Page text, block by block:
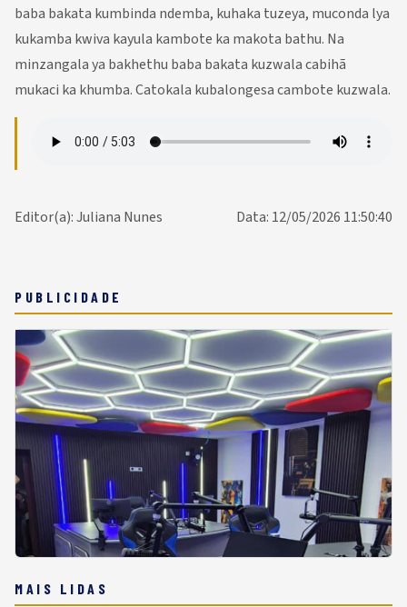
baba bakata kumbinda ndemba, kuhaka tuzeya, muconda lya
kukamba kwiva kayula kambote ka makota bathu. Na
minzangala ya bakhethu baba bakata kuzwala cabihã
mukaci ka khumba. Catokala kubalongesa cambote kuzwala.
Data: 12/05/2026 11:50:40
Editor(a): Juliana Nunes
PUBLICIDADE
MAIS LIDAS